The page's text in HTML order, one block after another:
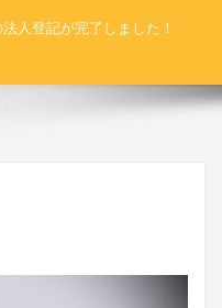
切
え
人登記が完了しました！